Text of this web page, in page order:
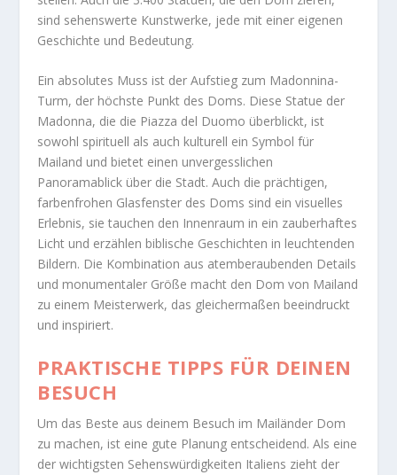
sind sehenswerte Kunstwerke, jede mit einer eigenen
Geschichte und Bedeutung.
Ein absolutes Muss ist der Aufstieg zum Madonnina-
Turm, der höchste Punkt des Doms. Diese Statue der
Madonna, die die Piazza del Duomo überblickt, ist
sowohl spirituell als auch kulturell ein Symbol für
Mailand und bietet einen unvergesslichen
Panoramablick über die Stadt. Auch die prächtigen,
farbenfrohen Glasfenster des Doms sind ein visuelles
Erlebnis, sie tauchen den Innenraum in ein zauberhaftes
Licht und erzählen biblische Geschichten in leuchtenden
Bildern. Die Kombination aus atemberaubenden Details
und monumentaler Größe macht den Dom von Mailand
zu einem Meisterwerk, das gleichermaßen beeindruckt
und inspiriert.
PRAKTISCHE TIPPS FÜR DEINEN
BESUCH
Um das Beste aus deinem Besuch im Mailänder Dom
zu machen, ist eine gute Planung entscheidend. Als eine
der wichtigsten Sehenswürdigkeiten Italiens zieht der